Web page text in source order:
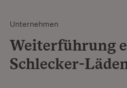
Unternehmen
Weiterführung
Schlecker-